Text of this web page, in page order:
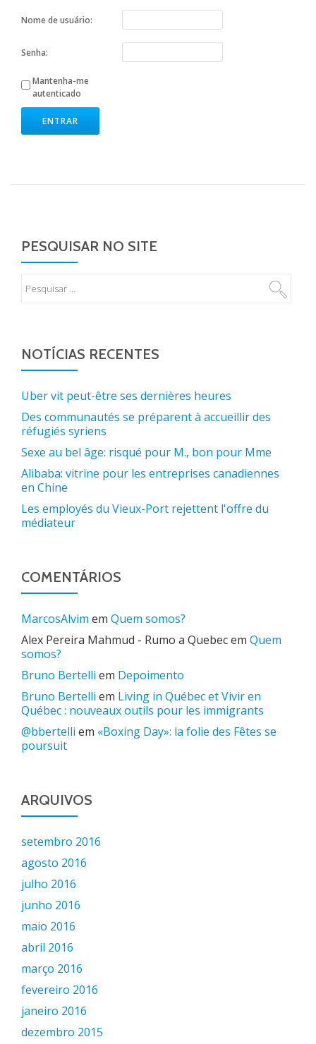
Nome de usuário:
Senha:
Mantenha-me
autenticado
ENTRAR
PESQUISAR NO SITE
NOTÍCIAS RECENTES
Uber vit peut-être ses dernières heures
Des communautés se préparent à accueillir des
réfugiés syriens
Sexe au bel âge: risqué pour M., bon pour Mme
Alibaba: vitrine pour les entreprises canadiennes
en Chine
Les employés du Vieux-Port rejettent l'offre du
médiateur
COMENTÁRIOS
MarcosAlvim em Quem somos?
Alex Pereira Mahmud - Rumo a Quebecem Quem
somos?
Bruno Bertelli em Depoimento
Bruno Bertelli em Living in Québec et Vivir en
Québec : nouveaux outils pour les immigrants
@bbertelli em «Boxing Day»: la folie des Fêtes se
poursuit
ARQUIVOS
setembro 2016
agosto 2016
julho 2016
junho 2016
maio 2016
abril 2016
março 2016
fevereiro 2016
janeiro 2016
dezembro 2015